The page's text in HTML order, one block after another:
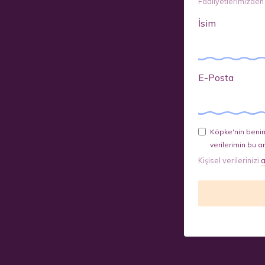
İsim
E-Posta
Köpke'nin
verilerimin bu
Kişisel verilerinizi